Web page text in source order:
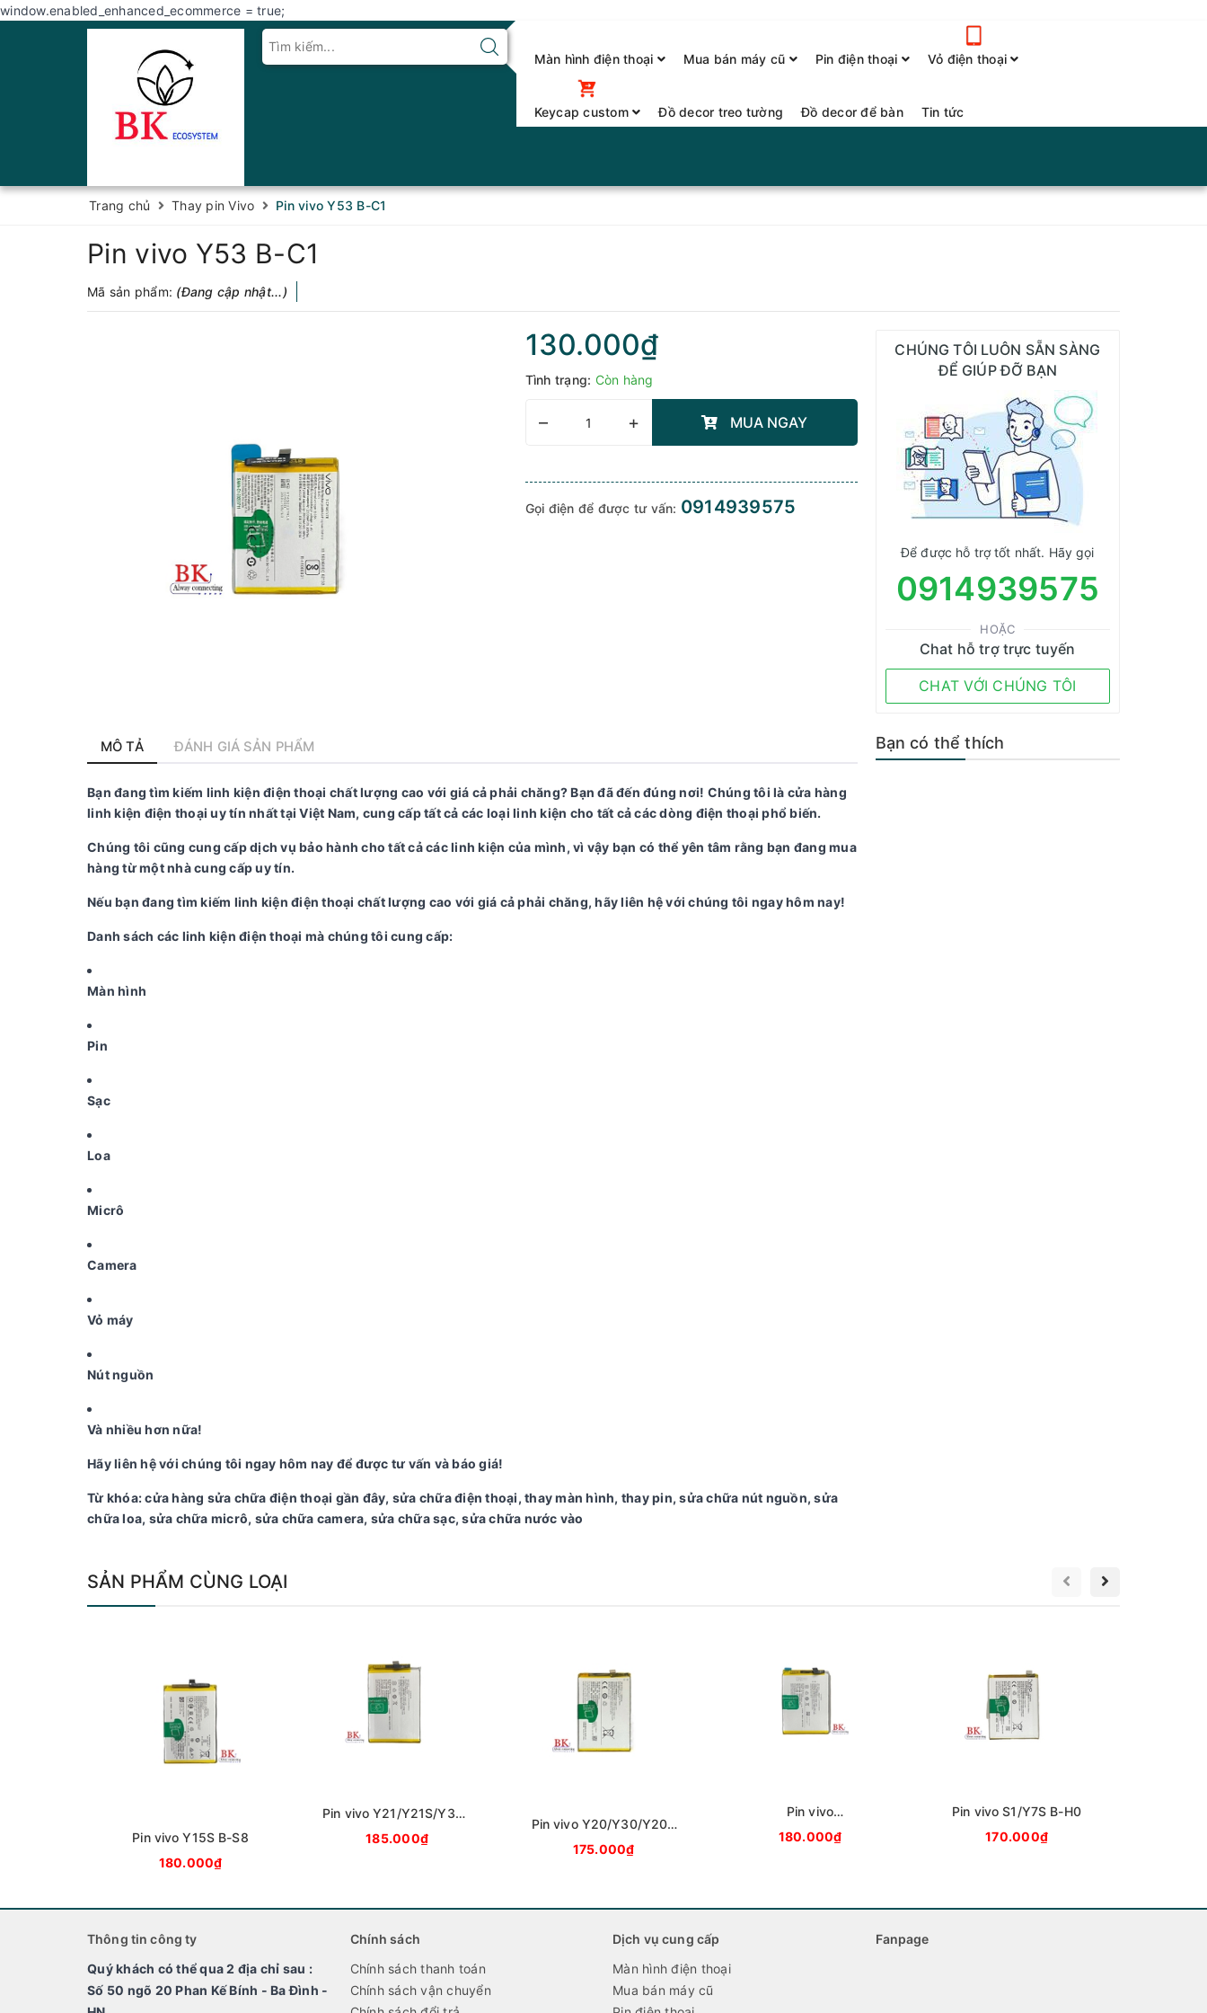
window.enabled_enhanced_ecommerce = true;
Màn hình điện thoại Mua bán máy cũ Pin điện thoại Vỏ điện thoại
Keycap custom Đồ decor treo tường Đồ decor để bàn Tin tức
Trang chủ Thay pin Vivo Pin vivo Y53 B-C1
Pin vivo Y53 B-C1
Mã sản phẩm: (Đang cập nhật...)
130.000₫
Tình trạng: Còn hàng
– + MUA NGAY
Gọi điện để được tư vấn: 0914939575
CHÚNG TÔI LUÔN SẴN SÀNG
ĐỂ GIÚP ĐỠ BẠN
Để được hỗ trợ tốt nhất. Hãy gọi
0914939575
HOẶC
Chat hỗ trợ trực tuyến
CHAT VỚI CHÚNG TÔI
MÔ TẢ ĐÁNH GIÁ SẢN PHẨM
Bạn đang tìm kiếm linh kiện điện thoại chất lượng cao với giá cả phải chăng? Bạn đã đến đúng nơi! Chúng tôi là cửa hàng
linh kiện điện thoại uy tín nhất tại Việt Nam, cung cấp tất cả các loại linh kiện cho tất cả các dòng điện thoại phổ biến.
Chúng tôi cũng cung cấp dịch vụ bảo hành cho tất cả các linh kiện của mình, vì vậy bạn có thể yên tâm rằng bạn đang mua
hàng từ một nhà cung cấp uy tín.
Nếu bạn đang tìm kiếm linh kiện điện thoại chất lượng cao với giá cả phải chăng, hãy liên hệ với chúng tôi ngay hôm nay!
Danh sách các linh kiện điện thoại mà chúng tôi cung cấp:
Màn hình
Pin
Sạc
Loa
Micrô
Camera
Vỏ máy
Nút nguồn
Và nhiều hơn nữa!
Hãy liên hệ với chúng tôi ngay hôm nay để được tư vấn và báo giá!
Từ khóa: cửa hàng sửa chữa điện thoại gần đây, sửa chữa điện thoại, thay màn hình, thay pin, sửa chữa nút nguồn, sửa
chữa loa, sửa chữa micrô, sửa chữa camera, sửa chữa sạc, sửa chữa nước vào
Bạn có thể thích
SẢN PHẨM CÙNG LOẠI
Pin vivo Y15S B-S8
180.000₫
Pin vivo Y21/Y21S/Y33S
185.000₫
Pin vivo Y20/Y30/Y20S
175.000₫
Pin vivo
Y11/Y12/Y15/Y17 B-G7
180.000₫
Pin vivo S1/Y7S B-H0
170.000₫
Thông tin công ty
Quý khách có thể qua 2 địa chỉ sau :
Số 50 ngõ 20 Phan Kế Bính - Ba Đình -
Chính sách
Chính sách thanh toán
Chính sách vận chuyển
Dịch vụ cung cấp
Màn hình điện thoại
Mua bán máy cũ
Fanpage